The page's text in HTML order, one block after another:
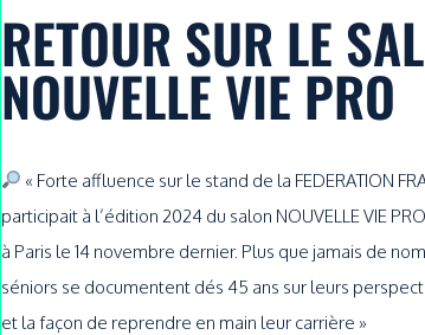
RETOUR SUR LE
NOUVELLE VIE PRO
« Forte affluence sur le stand de la FEDERATION
participait à l’édition 2024 du salon NOUVELLE VIE
à Paris le 14 novembre dernier. Plus que jamais de
séniors se documentent dés 45 ans sur leurs
et la façon de reprendre en main leur carrière »